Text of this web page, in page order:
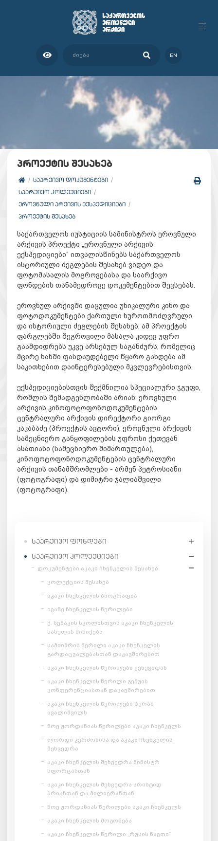
EN
პროექტის შესახებ
ᲡᲐᲐᲠᲥᲘᲕᲝ ᲓᲝᲙᲣᲛᲔᲜᲢᲔᲑᲘ
ᲡᲐᲐᲠᲥᲘᲕᲝ ᲙᲝᲚᲔᲥᲪᲘᲔᲑᲘ
ᲔᲠᲝᲕᲜᲣᲚᲘ ᲐᲠᲥᲘᲕᲘᲡ ᲔᲥᲡᲞᲔᲓᲘᲪᲘᲔᲑᲘ
ᲞᲠᲝᲔᲥᲢᲘᲡ ᲨᲔᲡᲐᲮᲔᲑ
საქართველოს იუსტიციის სამინისტროს ეროვნული
არქივის პროექტი „ეროვნული არქივის
ექსპედიციები“ ითვალისწინებს საქართველოს
ისტორიული ძეგლების შესახებ ვიდეო და
ფოტომასალის მოგროვებასა და საარქივო
ფონდების თანამედროვე დოკუმენტებით შევსებას.
ეროვნულ არქივში დაცულია უნიკალური კინო და
ფოტოდოკუმენტები ქართული ხუროთმოძღვრული
და ისტორიული ძეგლების შესახებ. ამ პროექტის
ფარგლებში შეგროვილი მასალა კიდევ უფრო
გაამდიდრებს უკვე არსებულ საგანძურს, რომელიც
მცირე ხანში ფასდაუდებელი წყარო გახდება ამ
საკითხებით დაინტერესებული მკვლევრებისთვის.
ექსპედიციებისთვის შექმნილია სპეციალური ჯგუფი,
რომლის შემადგენლობაში არიან: ეროვნული
არქივის კინოფოტოფონოდოკუმენტების
ცენტრალური არქივის დირექტორი გიორგი
კაკაბაძე (პროექტის ავტორი), ეროვნული არქივის
სამეცნიერო განყოფილების უფროსი ქეთევან
ასათიანი (სამეცნიერო მიმართულება),
კინოფოტოფონოდოკუმენტების ცენტრალური
არქივის თანამშრომლები - არმენ პეტროსიანი
(ფოტოგრაფი) და დიმიტრი ჯალიაშვილი
(ფოტოგრაფი).
ᲡᲐᲐᲠᲥᲘᲕᲝ ᲤᲝᲜᲓᲔᲑᲘ
ᲡᲐᲐᲠᲥᲘᲕᲝ ᲙᲝᲚᲔᲥᲪᲘᲔᲑᲘ
დოკუმენტები აკაკი ჩხენკელის შესახებ
კოლექციის შესახებ
აკაკი ჩხენკელის ბიოგრაფია
ივანე ჩხენკელის წერილები
ქ. სენაკის სკოლისთვის აკაკი ჩხენკელის
სახელის მინიჭება
სამძიმრის წერილი აკაკი ჩხენკელის
გარდაცვალებასთან დაკავშირებით
აკაკი ჩხენკელის წერილები ჟენევიდან
აკაკი ჩხენკელის წერილი გენუის
კონფერენციასთან დაკავშირებით
აკაკი ჩხენკელის წერილები ზურაბ
ავალიშვილს
ნოე ჟორდანიას წერილები აკაკი ჩხენკელს
ლორდი კერძონისა და აკაკი ჩხენკელის
შეხვედრა
აკაკი ჩხენკელის შეხვედრა მინისტრ
სფორცასთან
აკაკი ჩხენკელის შეხვედრა არისტიდ
ბრიანთან და მილიერანთან
ნოე ჟორდანიას წერილები აკაკი ჩხენკელს
აკაკი ჩხენკელის მოგონება
აკაკი ჩხენკელის წერილი „რუსის ნავთი“